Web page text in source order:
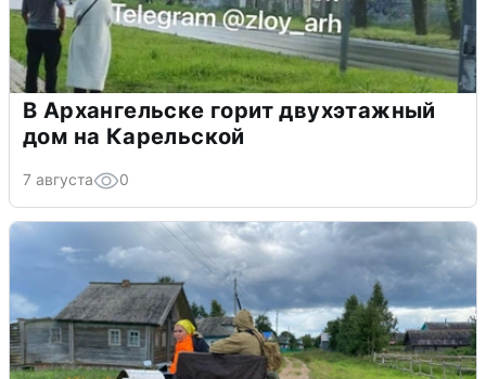
В Архангельске горит двухэтажный
дом на Карельской
7 августа 0